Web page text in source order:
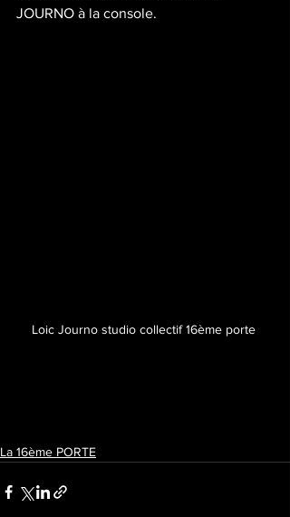
JOURNO à la console.
Loic Journo studio collectif 16ème porte
La 16ème PORTE